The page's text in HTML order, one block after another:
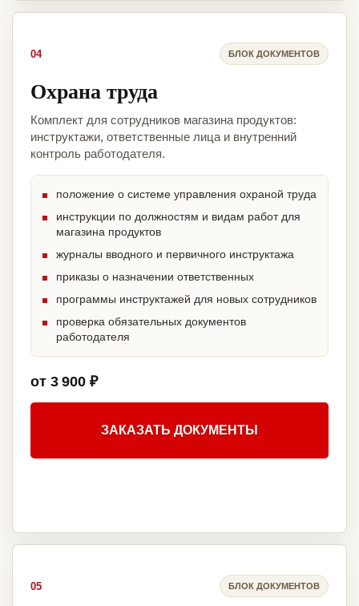
04 БЛОК ДОКУМЕНТОВ
Охрана труда
Комплект для сотрудников магазина продуктов:
инструктажи, ответственные лица и внутренний
контроль работодателя.
положение о системе управления охраной труда
инструкции по должностям и видам работ для
магазина продуктов
журналы вводного и первичного инструктажа
приказы о назначении ответственных
программы инструктажей для новых сотрудников
проверка обязательных документов
работодателя
от 3 900 ₽
ЗАКАЗАТЬ ДОКУМЕНТЫ
05 БЛОК ДОКУМЕНТОВ